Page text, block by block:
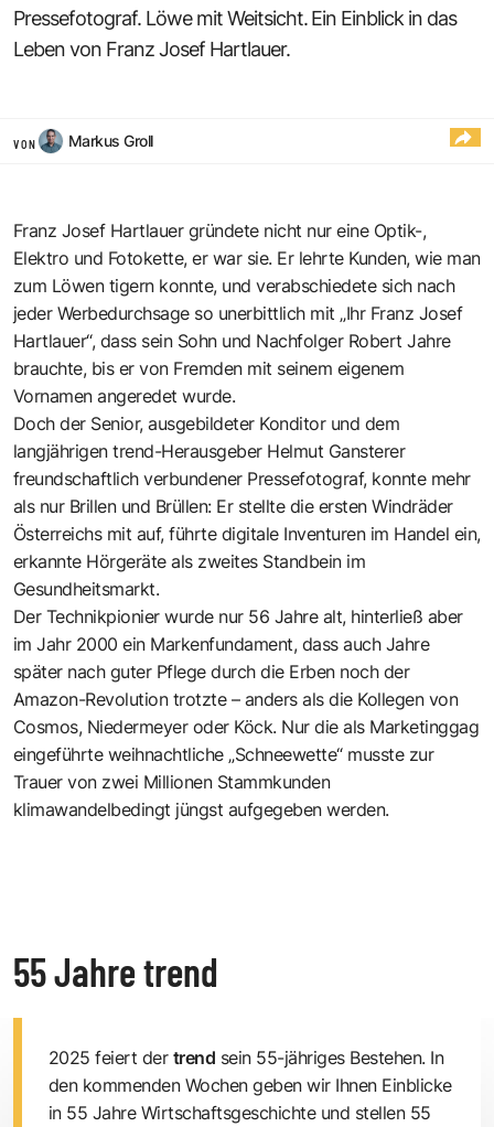
Pressefotograf. Löwe mit Weitsicht.Ein Einblick in das
Leben von Franz Josef Hartlauer.
VON Markus Groll
Franz Josef Hartlauer gründete nicht nur eine Optik-,
Elektro und Fotokette, er war sie. Er lehrte Kunden, wie man
zum Löwen tigern konnte, und verabschiedete sich nach
jeder Werbedurchsage so unerbittlich mit „Ihr Franz Josef
Hartlauer“, dass sein Sohn und Nachfolger Robert Jahre
brauchte, bis er von Fremden mit seinem eigenem
Vornamen angeredet wurde.
Doch der Senior, ausgebildeter Konditor und dem
langjährigen trend-Herausgeber Helmut Gansterer
freundschaftlich verbundener Pressefotograf, konnte mehr
als nur Brillen und Brüllen: Er stellte die ersten Windräder
Österreichs mit auf, führte digitale Inventuren im Handel ein,
erkannte Hörgeräte als zweites Standbein im
Gesundheitsmarkt.
Der Technikpionier wurde nur 56 Jahre alt, hinterließ aber
im Jahr 2000 ein Markenfundament, dass auch Jahre
später nach guter Pflege durch die Erben noch der
Amazon-Revolution trotzte – anders als die Kollegen von
Cosmos, Niedermeyer oder Köck. Nur die als Marketinggag
eingeführte weihnachtliche „Schneewette“ musste zur
Trauer von zwei Millionen Stammkunden
klimawandelbedingt jüngst aufgegeben werden.
55 Jahre trend
2025 feiert der trend sein 55-jähriges Bestehen. In
den kommenden Wochen geben wir Ihnen Einblicke
in 55 Jahre Wirtschaftsgeschichte und stellen 55